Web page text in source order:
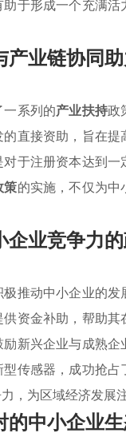
于形成一个充满
产业链协同
系列的产业扶持政
直接资助，旨在
于注册资本达到
策的实施，不仅为
企业竞争力
极推动中小企业的
资金补助，帮助
励新兴企业与成熟
传感器，成功抢占
，为区域经济发展
的中小企业